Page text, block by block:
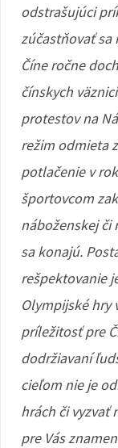
odstrašujúci
zúčastňovať sa
Číne ročne
čínskych
protestov na
režim odmieta
potlačenie v
športovcom
náboženskej či
sa konajú.
rešpektovanie
Olympijské hry
príležitosť pre
dodržiavaní
cieľom nie je
hrách či vyzvať
pre Vás